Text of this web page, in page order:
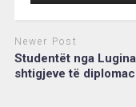
Newer Post
Studentët nga Lugina
shtigjeve të